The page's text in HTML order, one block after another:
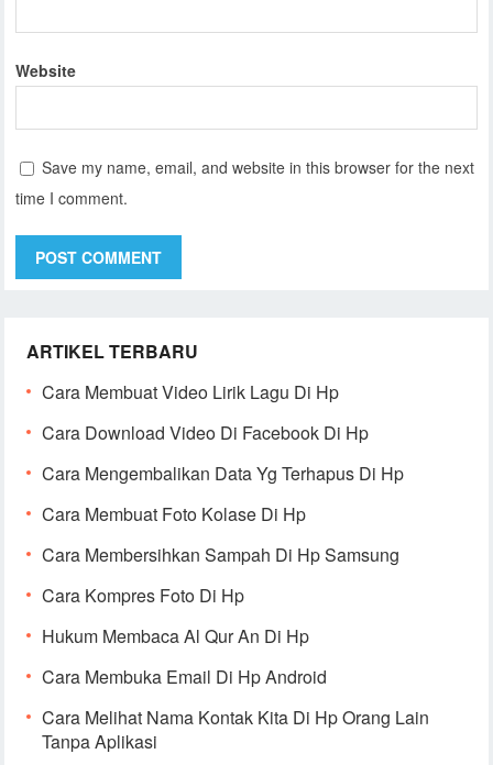
Website
Save my name, email, and website in this browser for the next
time I comment.
ARTIKEL TERBARU
Cara Membuat Video Lirik Lagu Di Hp
Cara Download Video Di Facebook Di Hp
Cara Mengembalikan Data Yg Terhapus Di Hp
Cara Membuat Foto Kolase Di Hp
Cara Membersihkan Sampah Di Hp Samsung
Cara Kompres Foto Di Hp
Hukum Membaca Al Qur An Di Hp
Cara Membuka Email Di Hp Android
Cara Melihat Nama Kontak Kita Di Hp Orang Lain
Tanpa Aplikasi